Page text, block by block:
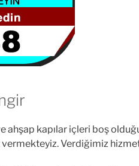
kapılar içleri boş
vermekteyiz. Verdiğimiz